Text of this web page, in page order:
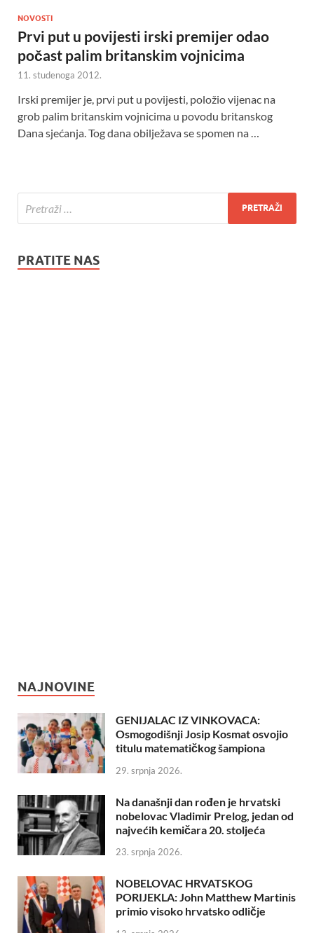
NOVOSTI
Prvi put u povijesti irski premijer odao
počast palim britanskim vojnicima
11. studenoga 2012.
Irski premijer je, prvi put u povijesti, položio vijenac na
grob palim britanskim vojnicima u povodu britanskog
Dana sjećanja. Tog dana obilježava se spomen na …
PRATITE NAS
NAJNOVINE
GENIJALAC IZ VINKOVACA:
Osmogodišnji Josip Kosmat osvojio
titulu matematičkog šampiona
29. srpnja 2026.
Na današnji dan rođen je hrvatski
nobelovac Vladimir Prelog, jedan od
najvećih kemičara 20. stoljeća
23. srpnja 2026.
NOBELOVAC HRVATSKOG
PORIJEKLA: John Matthew Martinis
primio visoko hrvatsko odličje